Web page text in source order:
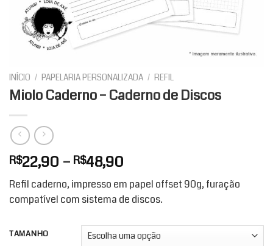
INÍCIO / PAPELARIA PERSONALIZADA / REFIL
Miolo Caderno – Caderno de Discos
R$22,90 – R$48,90
preço:
R$22,90
através
R$48,90
Refil caderno, impresso em papel offset 90g, furação
compatível com sistema de discos.
TAMANHO